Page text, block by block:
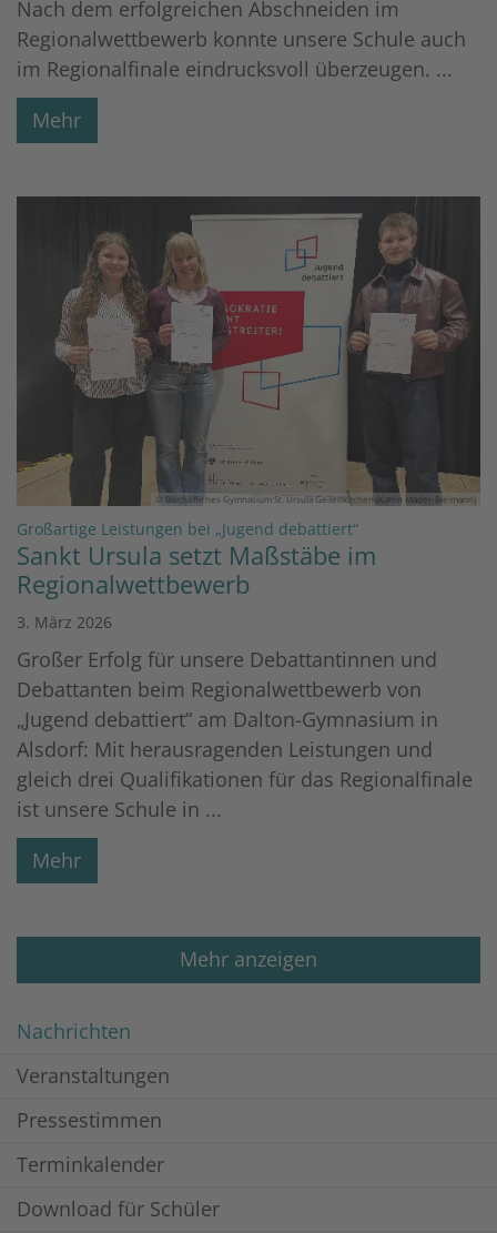
Nach dem erfolgreichen Abschneiden im
Regionalwettbewerb konnte unsere Schule auch
im Regionalfinale eindrucksvoll überzeugen. ...
Mehr
© Bischöfliches Gymnasium St. Ursula Geilenkirchen (Katrin Mader-Bleimann)
Großartige Leistungen bei „Jugend debattiert“:
Sankt Ursula setzt Maßstäbe im
Regionalwettbewerb
3. März 2026
Großer Erfolg für unsere Debattantinnen und
Debattanten beim Regionalwettbewerb von
„Jugend debattiert“ am Dalton-Gymnasium in
Alsdorf: Mit herausragenden Leistungen und
gleich drei Qualifikationen für das Regionalfinale
ist unsere Schule in ...
Mehr
Mehr anzeigen
Nachrichten
Veranstaltungen
Pressestimmen
Terminkalender
Download für Schüler